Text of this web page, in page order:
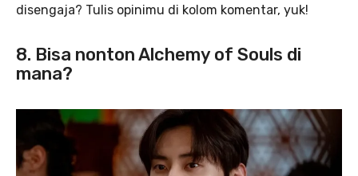
disengaja? Tulis opinimu di kolom komentar, yuk!
8. Bisa nonton Alchemy of Souls di
mana?